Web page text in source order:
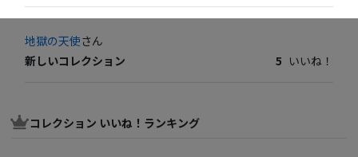
地獄の天使さん
新しいコレクション
5 いいね！
コレクション いいね！ランキング